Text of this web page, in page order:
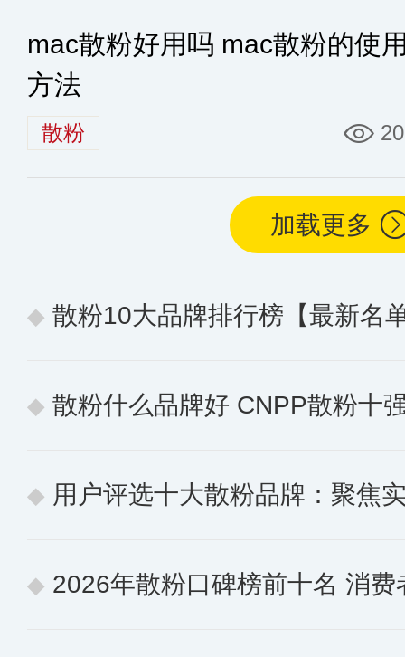
mac散粉好用吗 mac散粉的使
方法
散粉
加载更多
散粉10大品牌排行榜【最新名
散粉什么品牌好 CNPP散粉十
用户评选十大散粉品牌：聚焦
2026年散粉口碑榜前十名 消